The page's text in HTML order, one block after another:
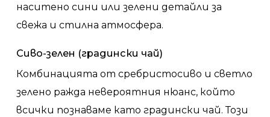
наситено сини или зелени детайли за
свежа и стилна атмосфера.
Сиво-зелен (градински чай)
Комбинацията от сребристосиво и светло
зелено ражда невероятния нюанс, който
всички познаваме като градински чай. Този